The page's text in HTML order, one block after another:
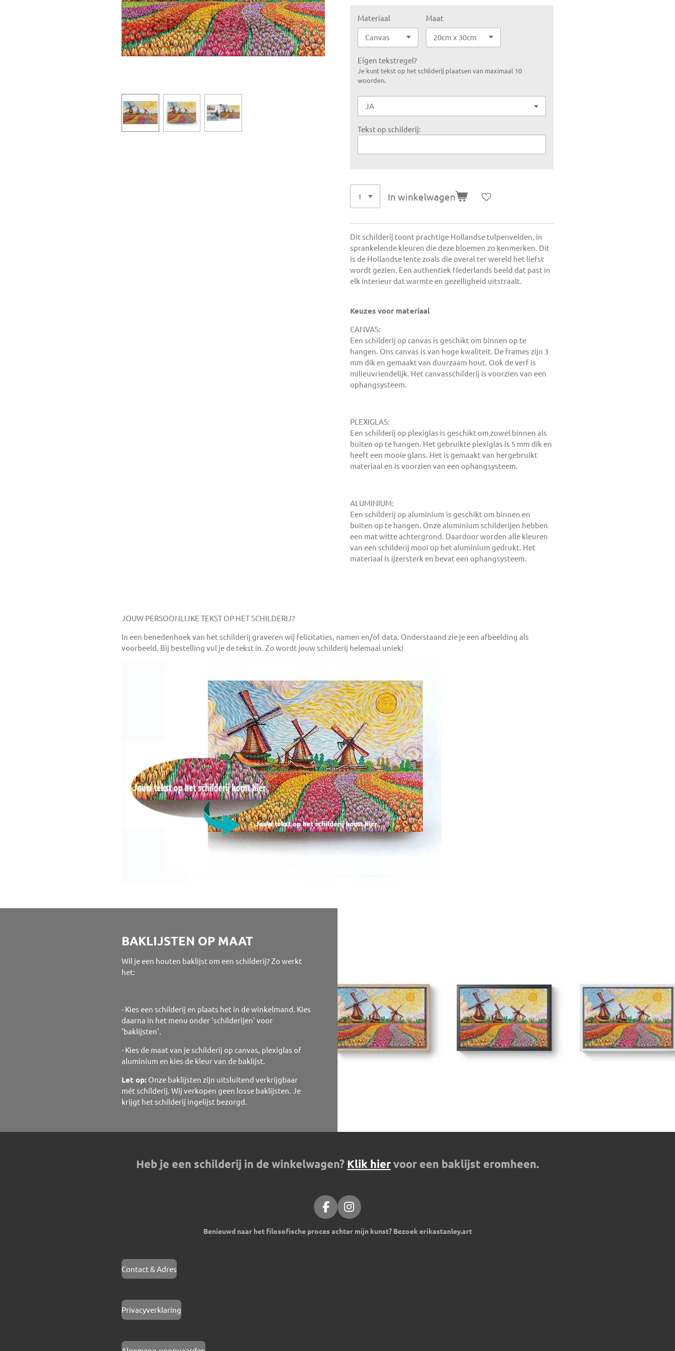
Materiaal Maat
Eigen tekstregel?
Je kunt tekst op het schilderij plaatsen van maximaal 10
woorden.
Tekst op schilderij:
In winkelwagen
Dit schilderij toont prachtige Hollandse tulpenvelden, in
sprankelende kleuren die deze bloemen zo kenmerken. Dit
is de Hollandse lente zoals die overal ter wereld het liefst
wordt gezien. Een authentiek Nederlands beeld dat past in
elk interieur dat warmte en gezelligheid uitstraalt.
Keuzes voor materiaal
CANVAS:
Een schilderij op canvas is geschikt om binnen op te
hangen. Ons canvas is van hoge kwaliteit. De frames zijn 3
mm dik en gemaakt van duurzaam hout. Ook de verf is
milieuvriendelijk. Het canvasschilderij is voorzien van een
ophangsysteem.
PLEXIGLAS:
Een schilderij op plexiglas is geschikt om zowel binnen als
buiten op te hangen. Het gebruikte plexiglas is 5 mm dik en
heeft een mooie glans. Het is gemaakt van hergebruikt
materiaal en is voorzien van een ophangsysteem.
ALUMINIUM:
Een schilderij op aluminium is geschikt om binnen en
buiten op te hangen. Onze aluminium schilderijen hebben
een mat witte achtergrond. Daardoor worden alle kleuren
van een schilderij mooi op het aluminium gedrukt. Het
materiaal is ijzersterk en bevat een ophangsysteem.
JOUW PERSOONLIJKE TEKST OP HET SCHILDERIJ?
In een benedenhoek van het schilderij graveren wij felicitaties, namen en/of data. Onderstaand zie je een afbeelding als
voorbeeld. Bij bestelling vul je de tekst in. Zo wordt jouw schilderij helemaal uniek!
BAKLIJSTEN OP MAAT
Wil je een houten baklijst om een schilderij? Zo werkt
het:
- Kies een schilderij en plaats het in de winkelmand. Kies
daarna in het menu onder 'schilderijen' voor
'baklijsten'.
- Kies de maat van je schilderij op canvas, plexiglas of
aluminium en kies de kleur van de baklijst.
Let op: Onze baklijsten zijn uitsluitend verkrijgbaar
mét schilderij. Wij verkopen geen losse baklijsten. Je
krijgt het schilderij ingelijst bezorgd.
Heb je een schilderij in de winkelwagen? Klik hiervoor een baklijst eromheen.
F
a
c
I
n
s
Benieuwd naar het filosofische proces achter mijn kunst? Bezoek erikastanley.art
Contact & Adres
Privacyverklaring